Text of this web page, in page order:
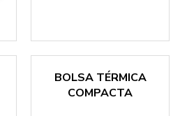
BOLSA TÉRMICA
COMPACTA